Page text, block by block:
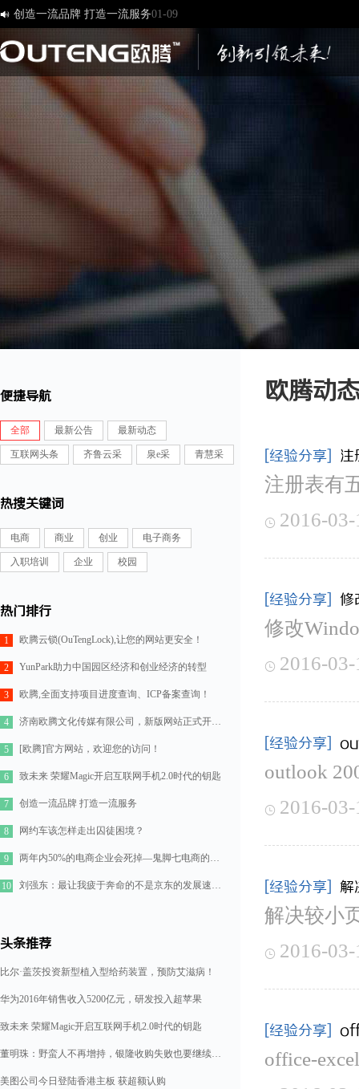
 创造一流品牌 打造一流服务01-09
便捷导航
全部 最新公告 最新动态
互联网头条 齐鲁云采 泉e采 青慧采
热搜关键词
电商 商业 创业 电子商务
入职培训 企业 校园
热门排行
1 欧腾云锁(OuTengLock),让您的网站更安全！
2 YunPark助力中国园区经济和创业经济的转型
3 欧腾,全面支持项目进度查询、ICP备案查询！
4 济南欧腾文化传媒有限公司，新版网站正式开通！
5 [欧腾]官方网站，欢迎您的访问！
6 致未来 荣耀Magic开启互联网手机2.0时代的钥匙
7 创造一流品牌 打造一流服务
8 网约车该怎样走出囚徒困境？
9 两年内50%的电商企业会死掉—鬼脚七电商的七点思考
10 刘强东：最让我疲于奔命的不是京东的发展速度，而是如何管理好11万人的队伍
头条推荐
比尔·盖茨投资新型植入型给药装置，预防艾滋病！
华为2016年销售收入5200亿元，研发投入超苹果
致未来 荣耀Magic开启互联网手机2.0时代的钥匙
董明珠：野蛮人不再增持，银隆收购失败也要继续造格力汽车
美图公司今日登陆香港主板 获超额认购
欧腾动
[经验分享] 注
注册表有
 2016-
[经验分享] 修
修改
 2016-
[经验分享]
outlook
 2016-
[经验分享] 解
解决较小
 2016-
[经验分享]
office-